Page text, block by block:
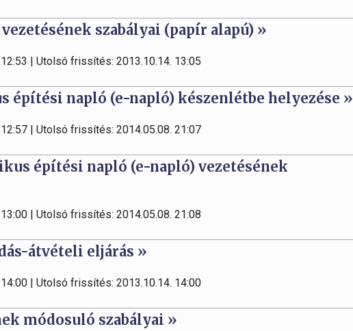
szabályai (papír alapú) »
| Utolsó frissítés: 2013.10.14. 13:05
építési napló (e-napló) készenlétbe helyezése »
| Utolsó frissítés: 2014.05.08. 21:07
építési napló (e-napló) vezetésének
| Utolsó frissítés: 2014.05.08. 21:08
átvételi eljárás »
| Utolsó frissítés: 2013.10.14. 14:00
módosuló szabályai »